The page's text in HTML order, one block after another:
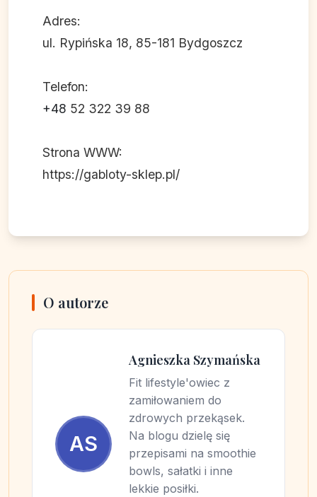
Adres:
ul. Rypińska 18, 85-181 Bydgoszcz
Telefon:
+48 52 322 39 88
Strona WWW:
https://gabloty-sklep.pl/
O autorze
AS
Agnieszka Szymańska
Fit lifestyle'owiec z
zamiłowaniem do
zdrowych przekąsek.
Na blogu dzielę się
przepisami na smoothie
bowls, sałatki i inne
lekkie posiłki.